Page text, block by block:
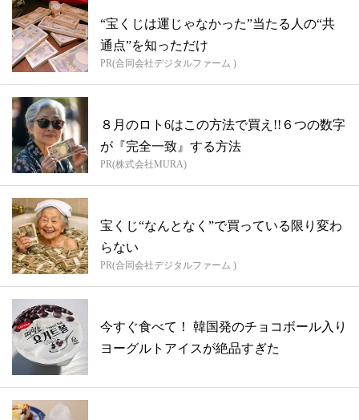
“宝くじは運じゃなかった”当たる人の“共
通点”を知っただけ
PR(合同会社デジタルファーム )
８月のロト6はこの方法で買え!!６つの数字
が『完全一致』する方法
PR(株式会社MURA)
宝くじ“なんとなく”で買っている限り変わ
らない
PR(合同会社デジタルファーム )
今すぐ食べて！ 韓国発のチョコボール入り
ヨーグルトアイスが絶品すぎた